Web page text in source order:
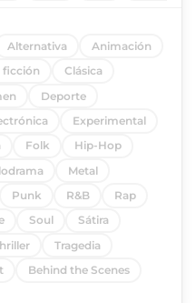
Alternativa
Animación
ficción
Clásica
Deporte
Experimental
Folk
Hip-Hop
Metal
Punk R&B
Rap
Soul
Sátira
Tragedia
Behind the Scenes